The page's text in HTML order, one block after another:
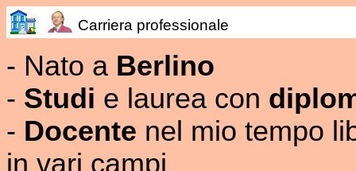
Carriera professionale
- Nato a Berlino
- Studi e laurea con
- Docente nel mio tempo
in vari campi